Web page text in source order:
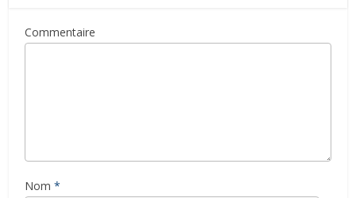
Commentaire
Nom *